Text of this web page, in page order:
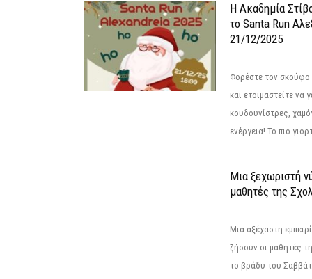
Η Ακαδημία
το Santa Run
21/12/2025
Φορέστε τον σκούφο
και ετοιμαστείτε να
κουδουνίστρες,
ενέργεια! Το πιο
Μια ξεχωριστή
μαθητές της
Μια αξέχαστη
ζήσουν οι μαθητές
το βράδυ του